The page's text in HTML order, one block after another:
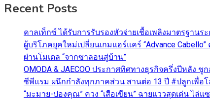
Recent Posts
คาลเท็กซ์ ได้รับการรับรองหัวจ่ายเชื้อเพลิงมาตรฐา
ผู้บริโภคยุคใหม่เปลี่ยนเกมแฮร์แคร์ “Advance
ผ่านโมเดล “จากซาลอนสู่บ้าน”
OMODA & JAECOO ประกาศทิศทางธุรกิจครึ่งปีหลัง
ซีพีแรม ผนึกกำลังทุกภาคส่วน สานต่อ 13 ปี #ปลูกเพื่อ
“มะมาย-ปองคุณ” ควง “เสือเขียน” ฉายแววสุดเด่น ไ